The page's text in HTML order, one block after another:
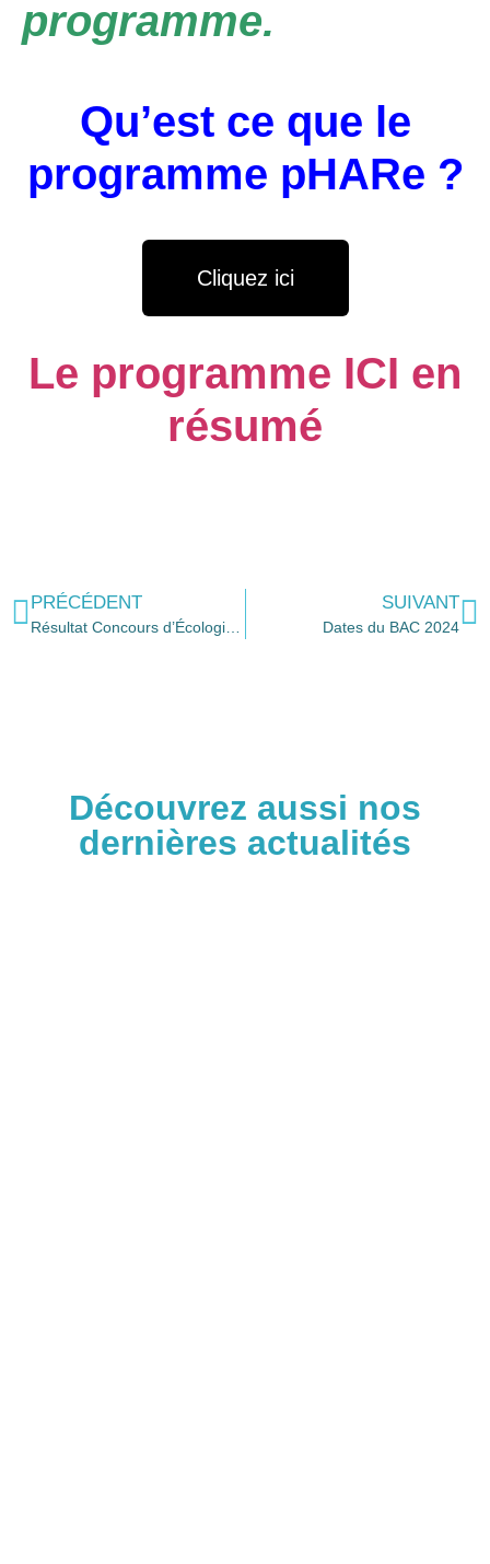
programme.
Qu’est ce que le
programme pHARe ?
Cliquez ici
Le programme ICI en
résumé
PRÉCÉDENT SUIVANT
Dates du BAC 2024
Découvrez aussi nos
dernières actualités